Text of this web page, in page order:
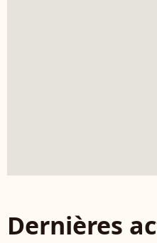
Dernières